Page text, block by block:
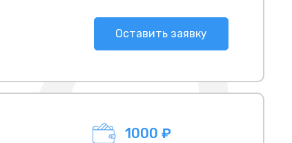
Оставить заявку
1000 ₽